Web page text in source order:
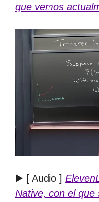
que vemos
▶️ [ Audio ]
Native, con el que